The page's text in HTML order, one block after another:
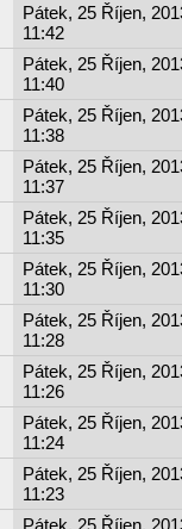
Pátek, 25 Říjen,
11:42
Pátek, 25 Říjen,
11:40
Pátek, 25 Říjen,
11:38
Pátek, 25 Říjen,
11:37
Pátek, 25 Říjen,
11:35
Pátek, 25 Říjen,
11:30
Pátek, 25 Říjen,
11:28
Pátek, 25 Říjen,
11:26
Pátek, 25 Říjen,
11:24
Pátek, 25 Říjen,
11:23
Pátek, 25 Říjen,